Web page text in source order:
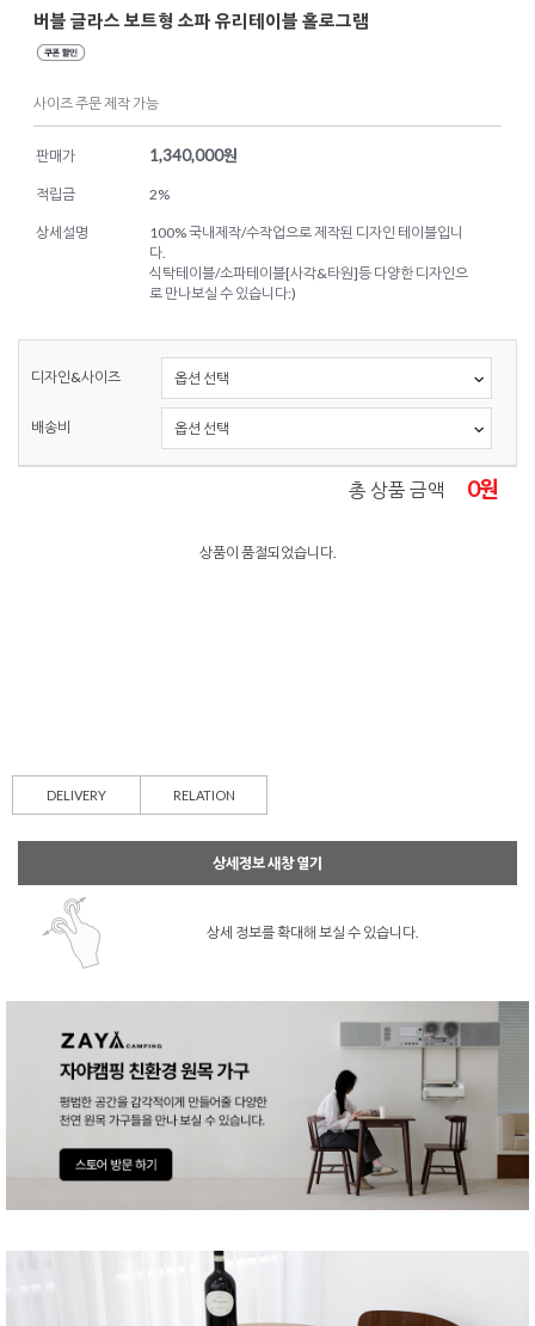
버블 글라스 보트형 소파 유리테이블 홀로그램
사이즈 주문 제작 가능
판매가 1,340,000원
적립금 2%
상세설명
100% 국내제작/수작업으로 제작된 디자인 테이블입니
다.
식탁테이블/소파테이블[사각&타원]등 다양한 디자인으
로 만나보실 수 있습니다:)
디자인&사이즈
배송비
총 상품 금액 0원
상품이 품절되었습니다.
DELIVERY RELATION
상세정보 새창 열기
상세 정보를 확대해 보실 수 있습니다.